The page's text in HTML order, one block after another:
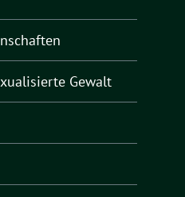
Gewalt